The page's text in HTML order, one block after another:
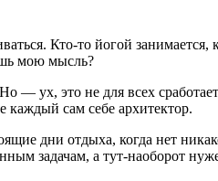
Кто-то йогой
мою мысль?
— ух, это не для всех
каждый сам себе архитектор.
дни отдыха, когда нет
задачам, а тут-наоборот